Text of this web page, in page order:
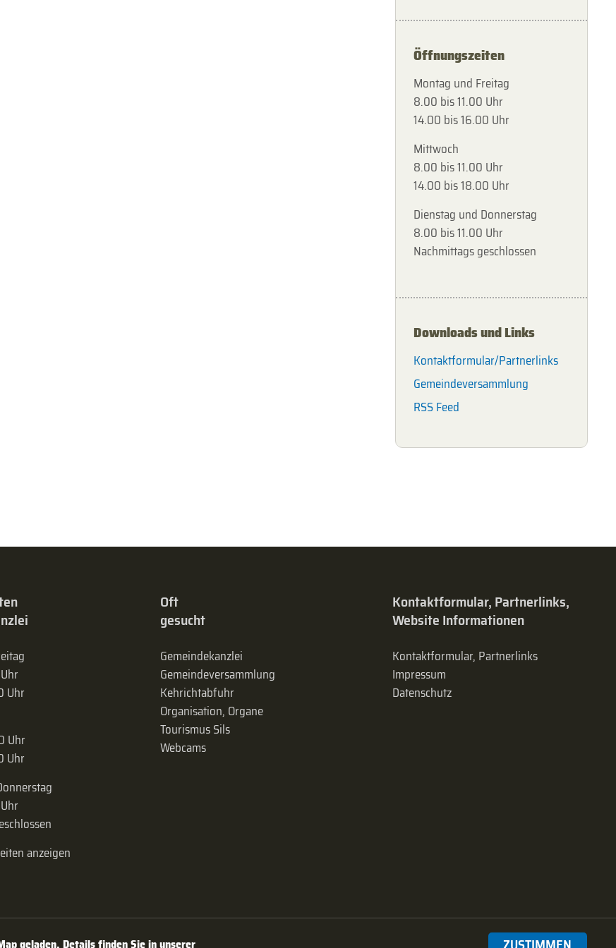
Öffnungszeiten
Montag und Freitag
8.00 bis 11.00 Uhr
14.00 bis 16.00 Uhr
Mittwoch
8.00 bis 11.00 Uhr
14.00 bis 18.00 Uhr
Dienstag und Donnerstag
8.00 bis 11.00 Uhr
Nachmittags geschlossen
Downloads und Links
Kontaktformular/Partnerlinks
Gemeindeversammlung
RSS Feed
Uhr
Uhr
Uhr
anzeigen
Oft
gesucht
Gemeindekanzlei
Gemeinde­versammlung
Kehrichtabfuhr
Organisation, Organe
Tourismus Sils
Webcams
Kontaktformular, Partnerlinks,
Website Informationen
Kontaktformular, Partnerlinks
Impressum
Datenschutz
geladen. Details finden Sie in unserer